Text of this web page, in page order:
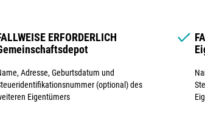
ERFORDERLICH
Adresse, Geburtsdatum und
(optional) des
Eigentümers